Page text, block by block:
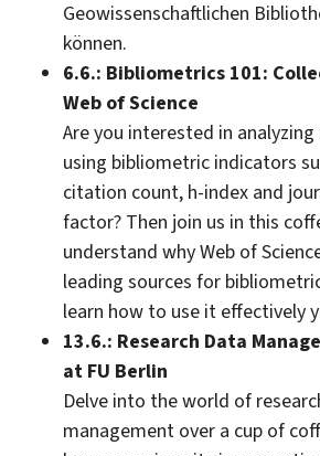
Geowissenschaftlichen
können.
6.6.: Bibliometrics 101:
Web of Science
Are you interested in
using bibliometric indicators
citation count, h-index and
factor? Then join us in this
understand why Web of
leading sources for
learn how to use it effectively
13.6.: Research Data
at FU Berlin
Delve into the world of
management over a cup of